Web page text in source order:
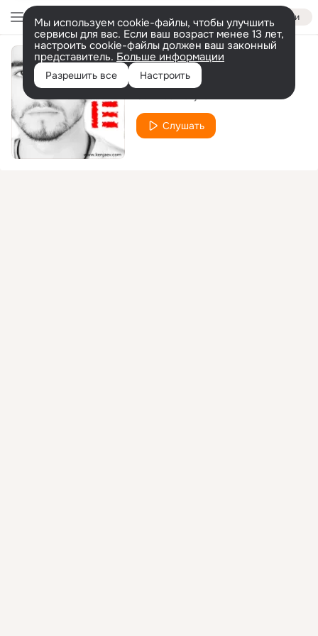
Войти
Мы используем cookie-файлы, чтобы улучшить
сервисы для вас. Если ваш возраст менее 13 лет,
настроить cookie-файлы должен ваш законный
представитель. Больше информации
Разрешить все Настроить
Moya Asiya
Слушать